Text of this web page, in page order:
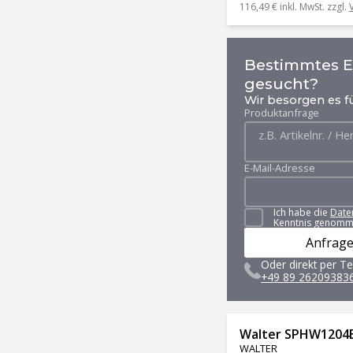
116,49 € inkl. MwSt. zzgl.
Bestimmtes
gesucht?
Wir besorgen es
Produktanfrage
E-Mail-Adresse
Ich habe die
Kenntnis
Oder direkt per
+49 89
Walter
WALTER